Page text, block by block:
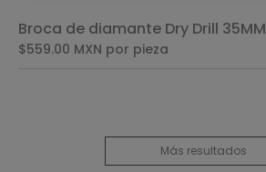
Broca de diamante Dry Drill 35MM
$559.00 MXN por pieza
Más resultados